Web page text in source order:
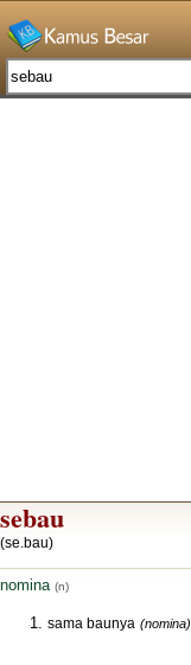
sebau
(se.bau)
nomina (n)
sama baunya (nomina)